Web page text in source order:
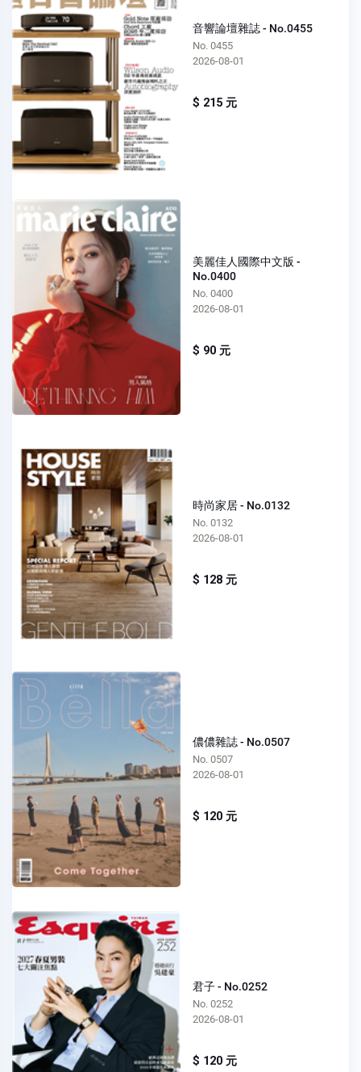
音響論壇雜誌 - No.0455
No. 0455
2026-08-01
$ 215 元
美麗佳人國際中文版 -
No.0400
No. 0400
2026-08-01
$ 90 元
時尚家居 - No.0132
No. 0132
2026-08-01
$ 128 元
儂儂雜誌 - No.0507
No. 0507
2026-08-01
$ 120 元
君子 - No.0252
No. 0252
2026-08-01
$ 120 元